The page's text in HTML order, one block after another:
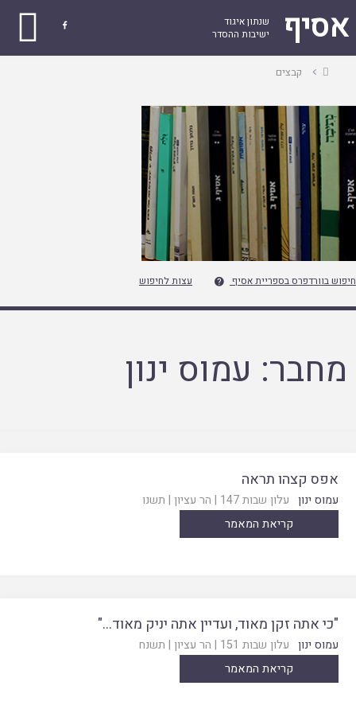
אסיף
שנתון איגוד
ישיבות ההסדר

עמודקבצים
חיפוש בוורדפרס בספריית אסיף  עצות לחיפוש
מחבר: עמוס ינון
אפס קצהו תראה
עמוס ינון עלון שבות 147 | הר עציון | תשנו
קריאת המאמר
"כי אתה זקן מאוד, ועדיין אתה יניק מאוד…"
עמוס ינון עלון שבות 151 | הר עציון | תשנח
קריאת המאמר